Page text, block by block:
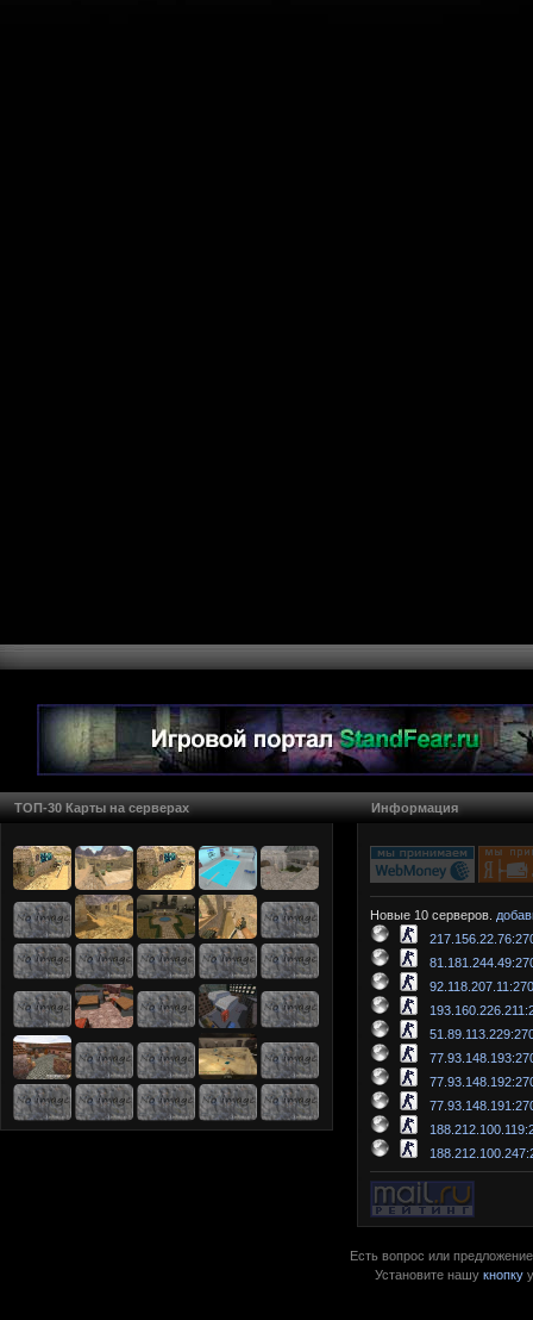
ТОП-30 Карты на серверах Информация
Новые 10 серверов.
Есть вопрос или
Установите нашукнопку